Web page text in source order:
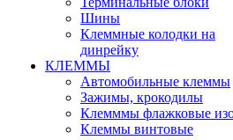
Шины
Клеммные колодки на
динрейку
КЛЕММЫ
Автомобильные клеммы
Зажимы, крокодилы
Клемммы флажковые
Клеммы винтовые